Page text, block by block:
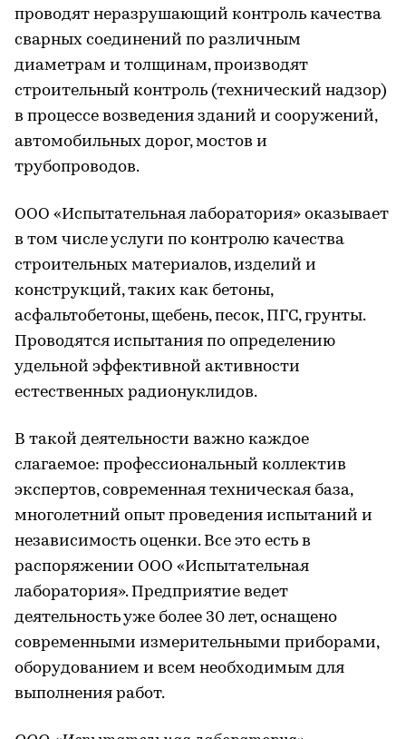
проводят неразрушающий контроль качества
сварных соединений по различным
диаметрам и толщинам, производят
строительный контроль (технический надзор)
в процессе возведения зданий и сооружений,
автомобильных дорог, мостов и
трубопроводов.
ООО «Испытательная лаборатория» оказывает
в том числе услуги по контролю качества
строительных материалов, изделий и
конструкций, таких как бетоны,
асфальтобетоны, щебень, песок, ПГС, грунты.
Проводятся испытания по определению
удельной эффективной активности
естественных радионуклидов.
В такой деятельности важно каждое
слагаемое: профессиональный коллектив
экспертов, современная техническая база,
многолетний опыт проведения испытаний и
независимость оценки. Все это есть в
распоряжении ООО «Испытательная
лаборатория». Предприятие ведет
деятельность уже более 30 лет, оснащено
современными измерительными приборами,
оборудованием и всем необходимым для
выполнения работ.